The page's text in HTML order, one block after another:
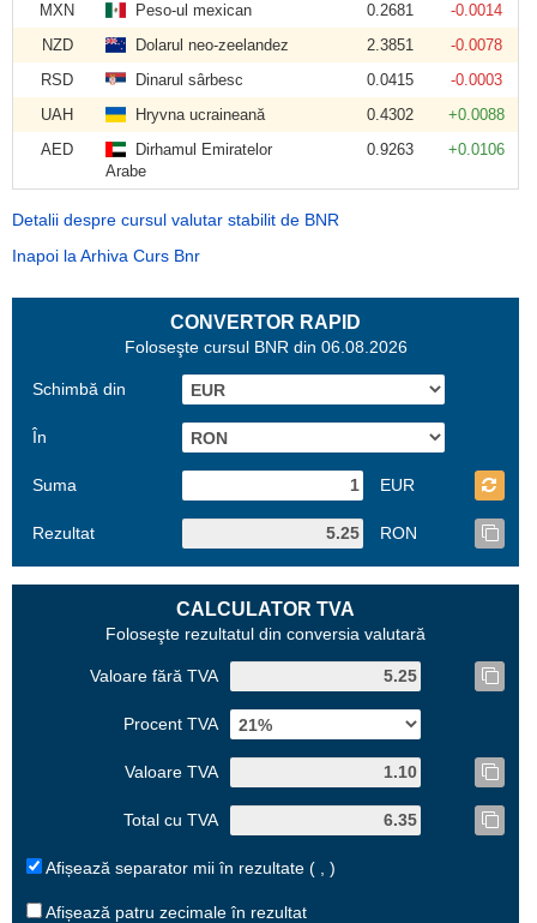
MXN
Peso-ul mexican 0.2681
-0.0014
NZD
Dolarul neo-zeelandez 2.3851
-0.0078
RSD
Dinarul sârbesc 0.0415
-0.0003
UAH
Hryvna ucraineană 0.4302
+0.0088
AED
Dirhamul Emiratelor
Arabe
0.9263 +0.0106
Detalii despre cursul valutar stabilit de BNR
Inapoi la Arhiva Curs Bnr
CONVERTOR RAPID
Foloseşte cursul BNR din 06.08.2026
Schimbă din
În
Suma EUR
Rezultat RON
CALCULATOR TVA
Foloseşte rezultatul din conversia valutară
Valoare fără TVA
Procent TVA
Valoare TVA
Total cu TVA
Afișează separator mii în rezultate ( , )
Afișează patru zecimale în rezultat